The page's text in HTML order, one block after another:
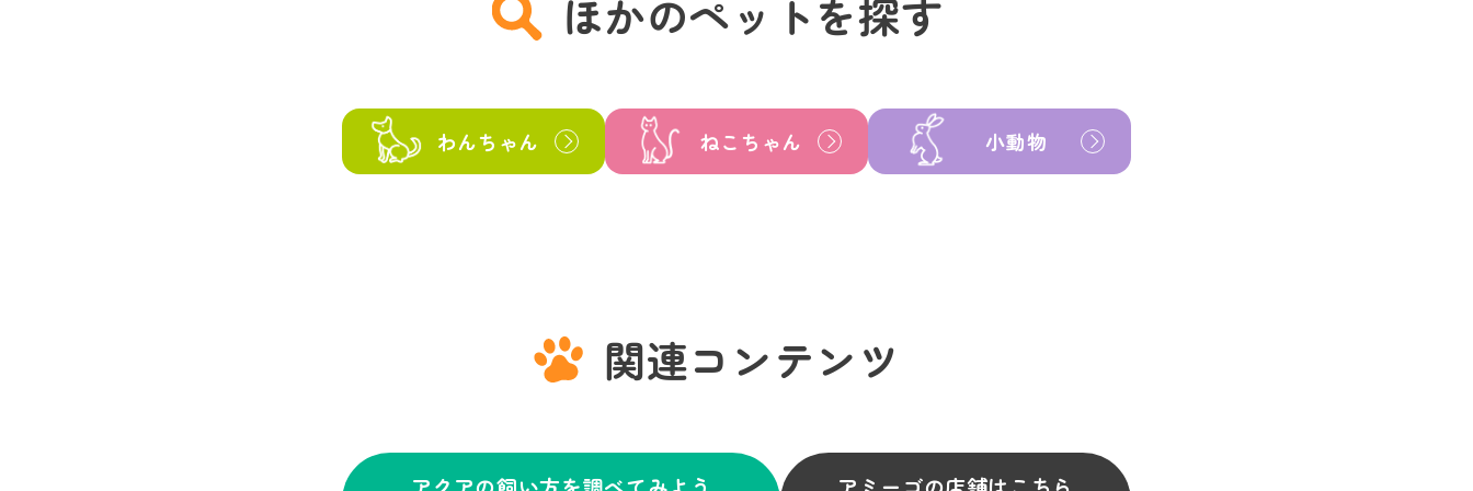
ほかのペットを探す
わんちゃん ねこちゃん 小動物
関連コンテンツ